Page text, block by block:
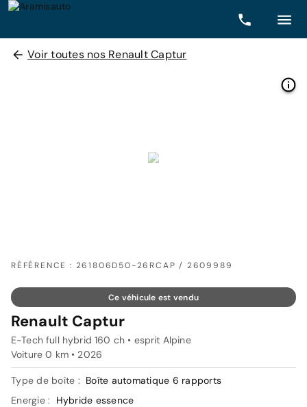
Voir toutes nos Renault Captur
RÉFÉRENCE : 261806D50-26RCAP / 2609989
Ce véhicule est vendu
Renault Captur
E-Tech full hybrid 160 ch • esprit Alpine
Voiture 0 km • 2026
Type de boîte : Boîte automatique 6 rapports
Energie :
Hybride essence